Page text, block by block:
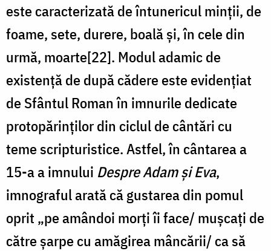
este caracterizată de întunericul minții, de
foame, sete, durere, boală și, în cele din
urmă, moarte[22]. Modul adamic de
existență de după cădere este evidențiat
de Sfântul Roman în imnurile dedicate
protopărinților din ciclul de cântări cu
teme scripturistice. Astfel, în cântarea a
15-a a imnului Despre Adam și Eva,
imnograful arată că gustarea din pomul
oprit „pe amândoi morți îi face/ mușcați de
către șarpe cu amăgirea mâncării/ ca să